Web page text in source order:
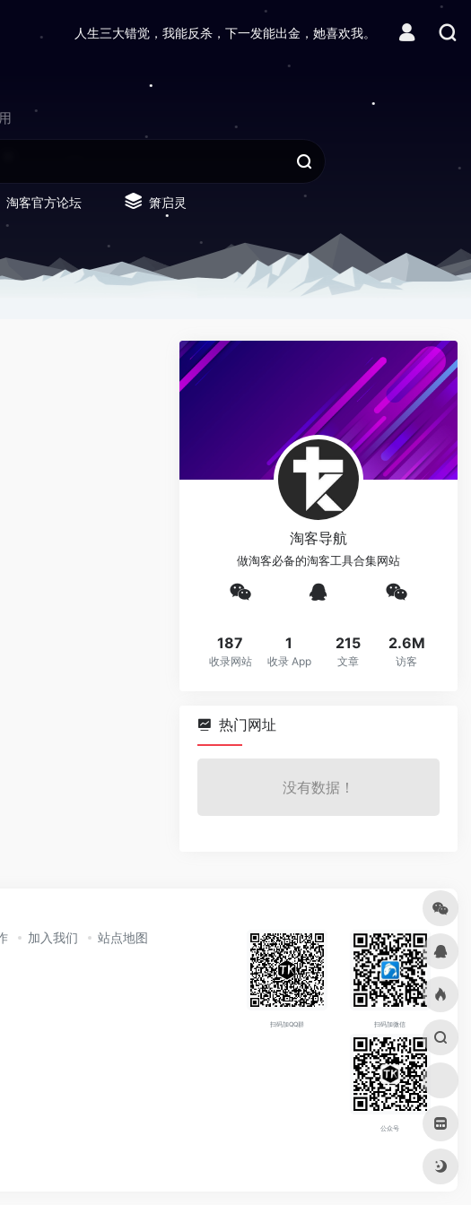
人生三大错觉，我能反杀，下一发能出金，她喜欢我。
淘客官方论坛 箫启灵
淘客导航
做淘客必备的淘客工具合集网站
187
收录网站
1
收录 App
215
文章
2.6M
访客
热门网址
没有数据！
加入我们 站点地图
扫码加QQ群 扫码加微信
公众号